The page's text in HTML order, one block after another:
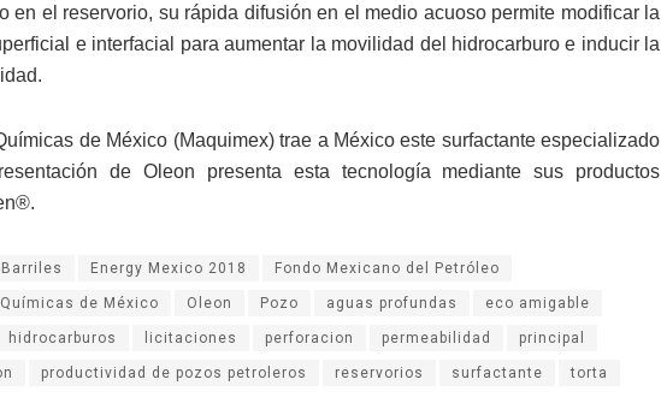
en el reservorio, su rápida difusión en el medio acuoso permite modificar la
e interfacial para aumentar la movilidad del hidrocarburo e inducir la
de México (Maquimex) trae a México este surfactante especializado
de Oleon presenta esta tecnología mediante sus productos
Barriles Energy Mexico 2018 Fondo Mexicano del Petróleo
de México Oleon Pozo aguas profundas eco amigable
hidrocarburos licitaciones perforacion permeabilidad principal
productividad de pozos petroleros reservorios surfactante torta